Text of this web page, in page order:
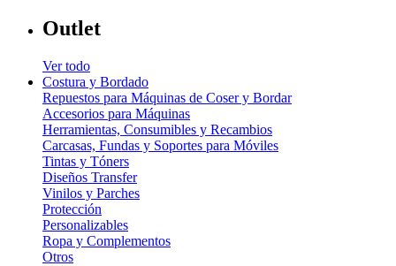
Outlet
Ver todo
Costura y Bordado
Repuestos para Máquinas de Coser y Bordar
Accesorios para Máquinas
Herramientas, Consumibles y Recambios
Carcasas, Fundas y Soportes para Móviles
Tintas y Tóners
Diseños Transfer
Vinilos y Parches
Protección
Personalizables
Ropa y Complementos
Otros